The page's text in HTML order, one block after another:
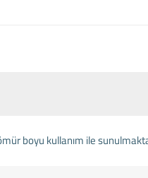
boyu kullanım ile